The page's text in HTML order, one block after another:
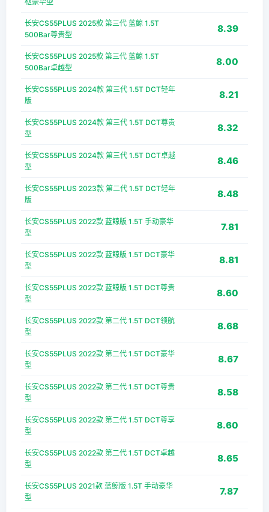
长安CS55PLUS 2025款 第三代 蓝鲸 1.5T
500Bar尊贵型
8.39
长安CS55PLUS 2025款 第三代 蓝鲸 1.5T
500Bar卓越型
8.00
长安CS55PLUS 2024款 第三代 1.5T DCT轻年
版
8.21
长安CS55PLUS 2024款 第三代 1.5T DCT尊贵
型
8.32
长安CS55PLUS 2024款 第三代 1.5T DCT卓越
型
8.46
长安CS55PLUS 2023款 第二代 1.5T DCT轻年
版
8.48
长安CS55PLUS 2022款 蓝鲸版 1.5T 手动豪华
型
7.81
长安CS55PLUS 2022款 蓝鲸版 1.5T DCT豪华
型
8.81
长安CS55PLUS 2022款 蓝鲸版 1.5T DCT尊贵
型
8.60
长安CS55PLUS 2022款 第二代 1.5T DCT领航
型
8.68
长安CS55PLUS 2022款 第二代 1.5T DCT豪华
型
8.67
长安CS55PLUS 2022款 第二代 1.5T DCT尊贵
型
8.58
长安CS55PLUS 2022款 第二代 1.5T DCT尊享
型
8.60
长安CS55PLUS 2022款 第二代 1.5T DCT卓越
型
8.65
长安CS55PLUS 2021款 蓝鲸版 1.5T 手动豪华
型
7.87